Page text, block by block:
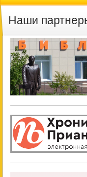
Наши